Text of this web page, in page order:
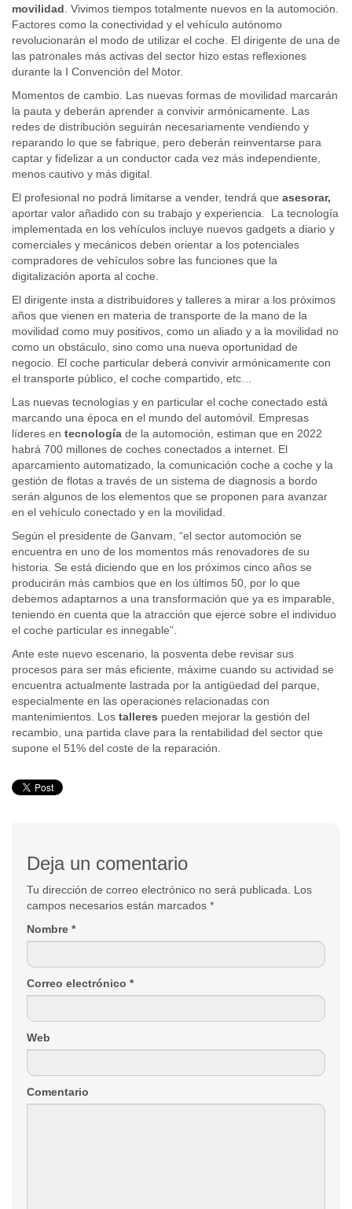
movilidad . Vivimos tiempos totalmente nuevos en la automoción.
Factores como la conectividad y el vehículo autónomo
revolucionarán el modo de utilizar el coche. El dirigente de una de
las patronales más activas del sector hizo estas reflexiones
durante la I Convención del Motor.
Momentos de cambio. Las nuevas formas de movilidad marcarán
la pauta y deberán aprender a convivir armónicamente. Las
redes de distribución seguirán necesariamente vendiendo y
reparando lo que se fabrique, pero deberán reinventarse para
captar y fidelizar a un conductor cada vez más independiente,
menos cautivo y más digital.
El profesional no podrá limitarse a vender, tendrá que asesorar,
aportar valor añadido con su trabajo y experiencia. La tecnología
implementada en los vehículos incluye nuevos gadgets a diario y
comerciales y mecánicos deben orientar a los potenciales
compradores de vehículos sobre las funciones que la
digitalización aporta al coche.
El dirigente insta a distribuidores y talleres a mirar a los próximos
años que vienen en materia de transporte de la mano de la
movilidad como muy positivos, como un aliado y a la movilidad no
como un obstáculo, sino como una nueva oportunidad de
negocio. El coche particular deberá convivir armónicamente con
el transporte público, el coche compartido, etc…
Las nuevas tecnologías y en particular el coche conectado está
marcando una época en el mundo del automóvil. Empresas
líderes en tecnología de la automoción, estiman que en 2022
habrá 700 millones de coches conectados a internet. El
aparcamiento automatizado, la comunicación coche a coche y la
gestión de flotas a través de un sistema de diagnosis a bordo
serán algunos de los elementos que se proponen para avanzar
en el vehículo conectado y en la movilidad.
Según el presidente de Ganvam, “el sector automoción se
encuentra en uno de los momentos más renovadores de su
historia. Se está diciendo que en los próximos cinco años se
producirán más cambios que en los últimos 50, por lo que
debemos adaptarnos a una transformación que ya es imparable,
teniendo en cuenta que la atracción que ejerce sobre el individuo
el coche particular es innegable”.
Ante este nuevo escenario, la posventa debe revisar sus
procesos para ser más eficiente, máxime cuando su actividad se
encuentra actualmente lastrada por la antigüedad del parque,
especialmente en las operaciones relacionadas con
mantenimientos. Los talleres pueden mejorar la gestión del
recambio, una partida clave para la rentabilidad del sector que
supone el 51% del coste de la reparación.
Deja un comentario
Tu dirección de correo electrónico no será publicada. Los
campos necesarios están marcados *
Nombre *
Correo electrónico *
Web
Comentario